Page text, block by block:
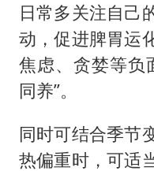
日常多关注自己
动，促进脾胃运
焦虑、贪婪等负
同养”。
同时可结合季节
热偏重时，可适